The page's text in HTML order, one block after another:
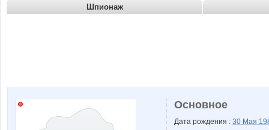
Шпионаж
Основное
Дата рождения : 30 Мая